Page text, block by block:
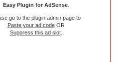
Easy Plugin for AdSense.
go to the plugin admin page to
Paste your ad codeOR
Suppress this ad slot.